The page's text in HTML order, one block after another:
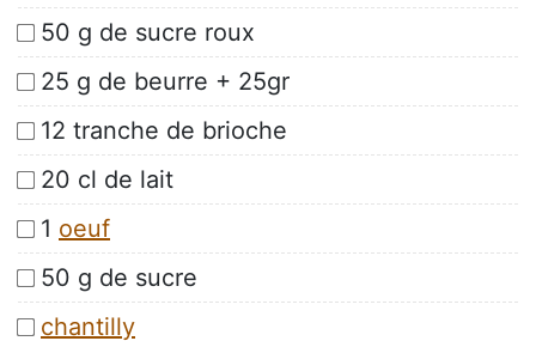
50 g de sucre roux
25 g de beurre + 25gr
12 tranche de brioche
20 cl de lait
1 oeuf
50 g de sucre
chantilly